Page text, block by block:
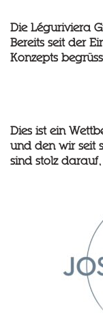
Die Léguriviera
Bereits seit der
Konzepts
Dies ist ein
und den wir seit
sind stolz